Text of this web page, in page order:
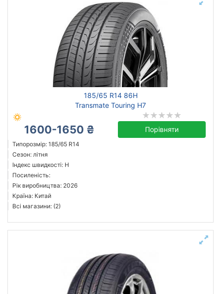
185/65 R14 86H
Transmate Touring H7
1600-1650 ₴ Порівняти
Типорозмір: 185/65 R14
Сезон: літня
Індекс швидкості: H
Посиленість:
Рік виробництва: 2026
Країна: Китай
Всі магазини: (2)